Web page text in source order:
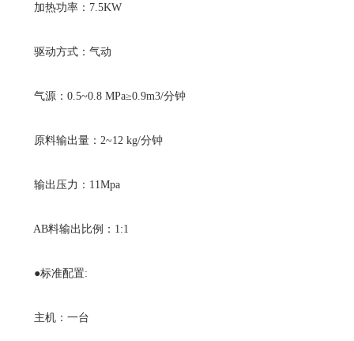
加热功率：7.5KW
驱动方式：气动
气源：0.5~0.8 MPa≥0.9m3/分钟
原料输出量：2~12 kg/分钟
输出压力：11Mpa
AB料输出比例：1:1
●标准配置:
主机：一台